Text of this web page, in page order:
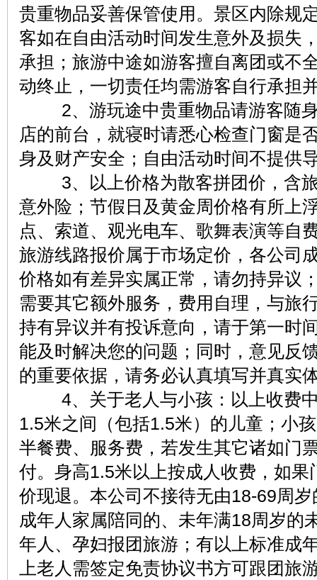
贵重物品妥善保管使用。景区内除规
客如在自由活动时间发生意外及损失
承担；旅游中途如游客擅自离团或不
动终止，一切责任均需游客自行承担
2、游玩途中贵重物品请游客随身
店的前台，就寝时请悉心检查门窗是
身及财产安全；自由活动时间不提供
3、以上价格为散客拼团价，含旅
意外险；节假日及黄金周价格有所上
点、索道、观光电车、歌舞表演等自
旅游线路报价属于市场定价，各公司
价格如有差异实属正常，请勿持异议
需要其它额外服务，费用自理，与旅
持有异议并有投诉意向，请于第一时
能及时解决您的问题；同时，意见反
的重要依据，请务必认真填写并真实
4、关于老人与小孩：以上收费中
1.5米之间（包括1.5米）的儿童；小
半餐费、服务费，若发生其它诸如门
付。身高1.5米以上按成人收费，如
价现退。本公司不接待无由18-69周
成年人家属陪同的、未年满18周岁的
年人、孕妇报团旅游；有以上标准成
上老人需签定免责协议书方可跟团旅